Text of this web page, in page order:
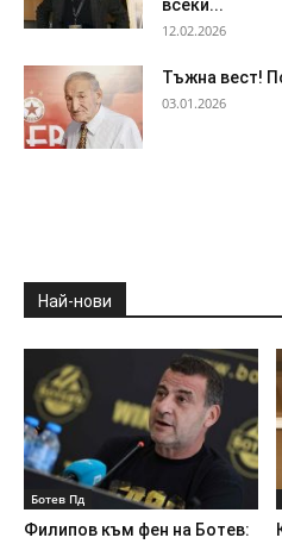
всеки...
12.02.2026
Тъжна вест!
03.01.2026
Най-нови
Ботев Пд
Филипов към фен на Ботев: